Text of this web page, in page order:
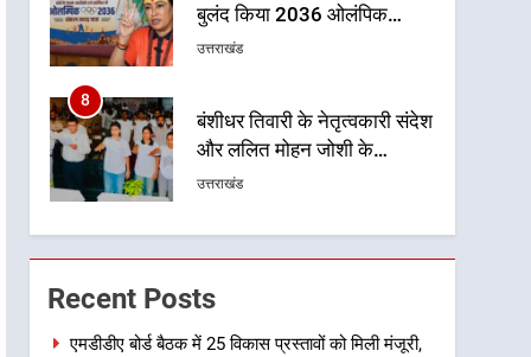
बुलंद किया 2036 ओलंपिक
मेजबानी का संकल्प
उत्तराखंड
8
बंशीधर तिवारी के नेतृत्वकारी संदेश
और ललित मोहन जोशी के
सामाजिक अभियान से युवाओं ने
उत्तराखंड
1
एमडीडीए बोर्ड बैठक में 25 विकास
प्रस्तावों को मिली मंजूरी, देहरादून-
मसूरी के नियोजित विकास को
मिलेगी रफ्तार
Recent Posts
एमडीडीए बोर्ड बैठक में 25 विकास प्रस्तावों को मिली मंजूरी,